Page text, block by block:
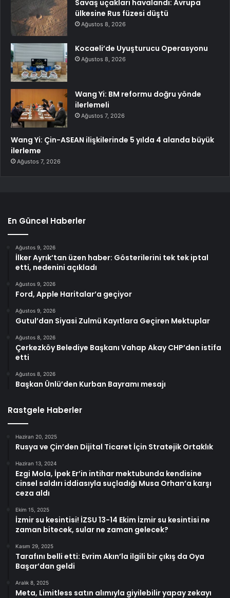
Savaş uçakları havalandı: Avrupa
ülkesine Rus füzesi düştü
Ağustos 8, 2026
Kocaeli’de Uyuşturucu Operasyonu
Ağustos 8, 2026
Wang Yi: BM reformu doğru yönde
ilerlemeli
Ağustos 7, 2026
Wang Yi: Çin-ASEAN ilişkilerinde 5 yılda 4 alanda büyük
ilerleme
Ağustos 7, 2026
En Güncel Haberler
Ağustos 9, 2026
İlker Ayrık’tan üzen haber: Gösterilerini tek tek iptal
etti, nedenini açıkladı
Ağustos 9, 2026
Ford, Apple Haritalar’a geçiyor
Ağustos 9, 2026
Gutul’dan Siyasi Zulmü Kayıtlara Geçiren Mektuplar
Ağustos 8, 2026
Çerkezköy Belediye Başkanı Vahap Akay CHP’den istifa
etti
Ağustos 8, 2026
Başkan Ünlü’den Kurban Bayramı mesajı
Rastgele Haberler
Haziran 20, 2025
Rusya ve Çin’den Dijital Ticaret İçin Stratejik Ortaklık
Haziran 13, 2024
Ezgi Mola, İpek Er’in intihar mektubunda kendisine
cinsel saldırı iddiasıyla suçladığı Musa Orhan’a karşı
ceza aldı
Ekim 15, 2025
İzmir su kesintisi! İZSU 13-14 Ekim İzmir su kesintisi ne
zaman bitecek, sular ne zaman gelecek?
Kasım 29, 2025
Tarafını belli etti: Evrim Akın’la ilgili bir çıkış da Oya
Başar’dan geldi
Aralık 8, 2025
Meta, Limitless satın alımıyla giyilebilir yapay zekayı